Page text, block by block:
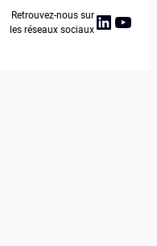
Retrouvez-nous sur
les réseaux sociaux